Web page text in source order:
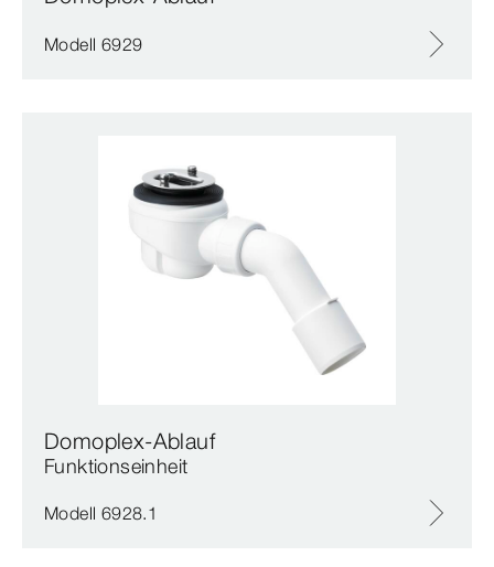
Modell 6929
Domoplex-Ablauf
Funktionseinheit
Modell 6928.1